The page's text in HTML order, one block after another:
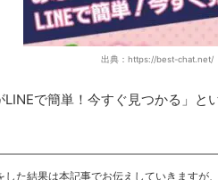
出典：https://best-chat.net/
LINEで簡単！今すぐ見つかる」と
した結果は本記事でお伝えしていきますが